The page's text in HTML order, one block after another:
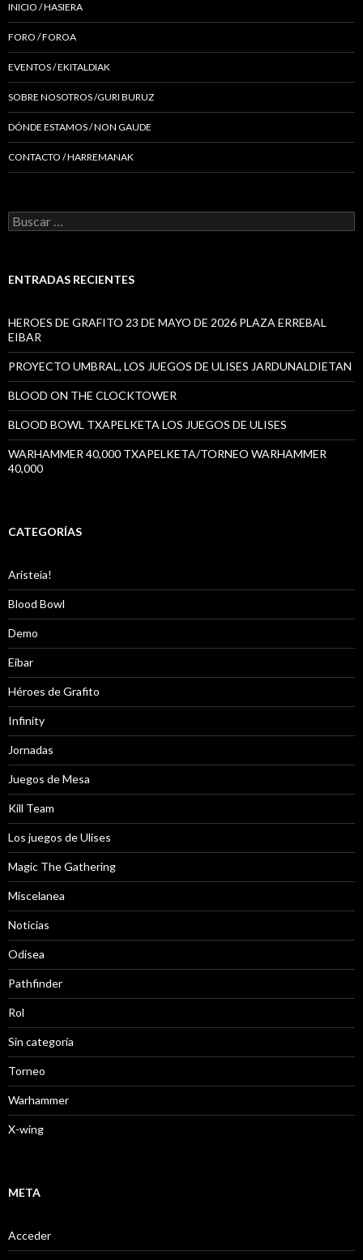
INICIO / HASIERA
FORO / FOROA
EVENTOS / EKITALDIAK
SOBRE NOSOTROS /GURI BURUZ
DÓNDE ESTAMOS / NON GAUDE
CONTACTO / HARREMANAK
Buscar:
ENTRADAS RECIENTES
HEROES DE GRAFITO 23 DE MAYO DE 2026 PLAZA ERREBAL
EIBAR
PROYECTO UMBRAL, LOS JUEGOS DE ULISES JARDUNALDIETAN
BLOOD ON THE CLOCKTOWER
BLOOD BOWL TXAPELKETA LOS JUEGOS DE ULISES
WARHAMMER 40,000 TXAPELKETA/TORNEO WARHAMMER
40,000
CATEGORÍAS
Aristeia!
Blood Bowl
Demo
Eibar
Héroes de Grafito
Infinity
Jornadas
Juegos de Mesa
Kill Team
Los juegos de Ulises
Magic The Gathering
Miscelanea
Noticias
Odisea
Pathfinder
Rol
Sin categoría
Torneo
Warhammer
X-wing
META
Acceder